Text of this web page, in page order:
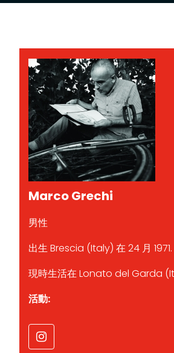
Marco Grechi
男性
出生 Brescia (Italy) 在 24 月 1971.
現時生活在 Lonato del Garda
活動: